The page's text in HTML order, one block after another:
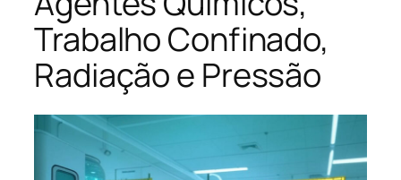
Trabalho Confinado,
Radiação e Pressão